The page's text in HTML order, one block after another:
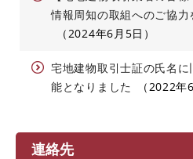
情報周知の取組へのご協力
2024年6月5日
宅地建物取引士証の氏名
能となりました
2022年
連絡先